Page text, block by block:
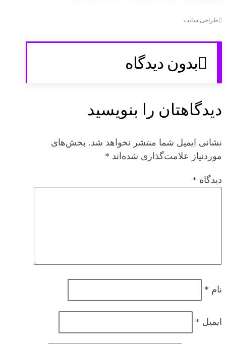
طراحی سایت
بدون دیدگاه
دیدگاهتان را بنویسید
نشانی ایمیل شما منتشر نخواهد شد. بخش‌های
موردنیاز علامت‌گذاری شده‌اند *
دیدگاه *
نام *
ایمیل *